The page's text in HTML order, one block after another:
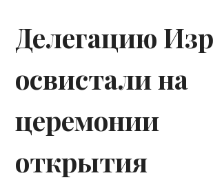
Делегацию
освистали на
церемонии
открытия